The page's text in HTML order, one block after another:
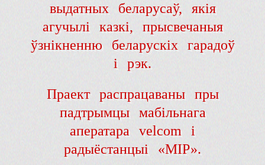
выдатных беларусаў, якія
агучылі казкі, прысвечаныя
ўзнікненню беларускіх гарадоў
і рэк.
Праект распрацаваны пры
падтрымцы мабільнага
аператара velcom і
радыёстанцыі «МІР».